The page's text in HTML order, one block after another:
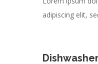
adipiscing elit,
Dishwasher